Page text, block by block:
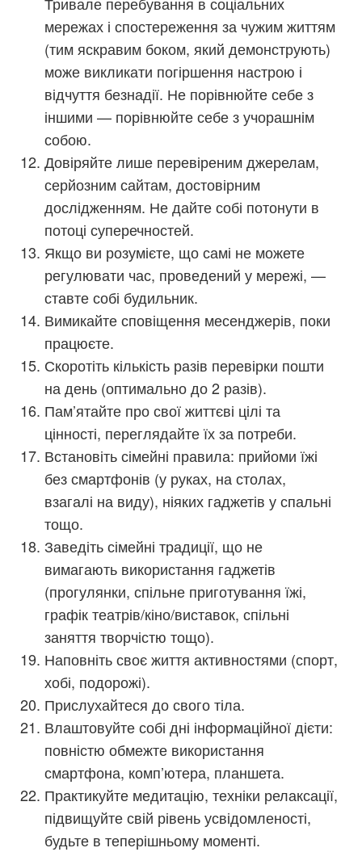
мережах і спостереження за чужим життям
(тим яскравим боком, який демонструють)
може викликати погіршення настрою і
відчуття безнадії. Не порівнюйте себе з
іншими — порівнюйте себе з учорашнім
собою.
Довіряйте лише перевіреним джерелам,
серйозним сайтам, достовірним
дослідженням. Не дайте собі потонути в
потоці суперечностей.
Якщо ви розумієте, що самі не можете
регулювати час, проведений у мережі, —
ставте собі будильник.
Вимикайте сповіщення месенджерів, поки
працюєте.
Скоротіть кількість разів перевірки пошти
на день (оптимально до 2 разів).
Пам’ятайте про свої життєві цілі та
цінності, переглядайте їх за потреби.
Встановіть сімейні правила: прийоми їжі
без смартфонів (у руках, на столах,
взагалі на виду), ніяких гаджетів у спальні
тощо.
Заведіть сімейні традиції, що не
вимагають використання гаджетів
(прогулянки, спільне приготування їжі,
графік театрів/кіно/виставок, спільні
заняття творчістю тощо).
Наповніть своє життя активностями (спорт,
хобі, подорожі).
Прислухайтеся до свого тіла.
Влаштовуйте собі дні інформаційної дієти:
повністю обмежте використання
смартфона, комп’ютера, планшета.
Практикуйте медитацію, техніки релаксації,
підвищуйте свій рівень усвідомленості,
будьте в теперішньому моменті.